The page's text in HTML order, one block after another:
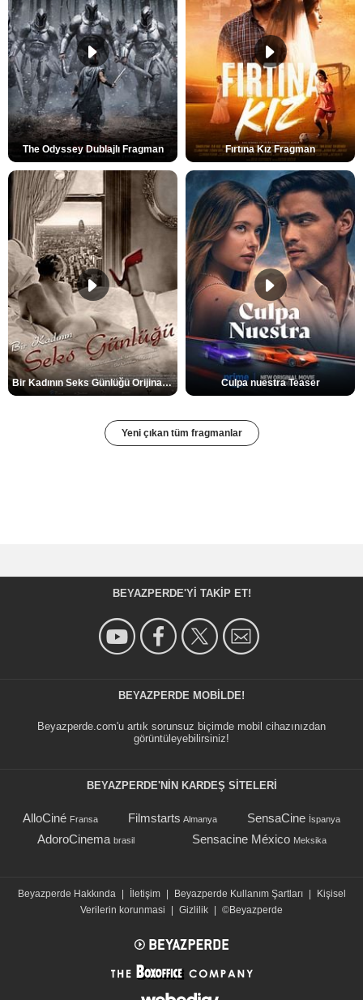
The Odyssey Dublajlı Fragman Fırtına Kız Fragman
Bir Kadının Seks Günlüğü Orijinal Fragman Culpa nuestra Teaser
Yeni çıkan tüm fragmanlar
BEYAZPERDE'YI TAKIP ET!
BEYAZPERDE MOBILDE!
Beyazperde.com'u artık sorunsuz biçimde mobil cihazınızdan
görüntüleyebilirsiniz!
BEYAZPERDE'NIN KARDEŞ SİTELERİ
AlloCiné Fransa Filmstarts Almanya SensaCine İspanya
AdoroCinema brasil Sensacine México Meksika
Beyazperde Hakkında İletişim Beyazperde Kullanım Şartları
Kişisel
Verilerin korunmasi
Gizlilik ©Beyazperde